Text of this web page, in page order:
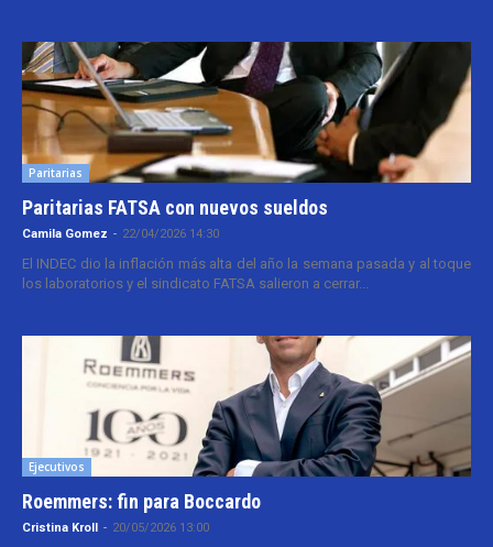
Paritarias
Paritarias FATSA con nuevos sueldos
Camila Gomez - 22/04/2026 14:30
El INDEC dio la inflación más alta del año la semana pasada y al toque
los laboratorios y el sindicato FATSA salieron a cerrar...
Ejecutivos
Roemmers: fin para Boccardo
Cristina Kroll - 20/05/2026 13:00